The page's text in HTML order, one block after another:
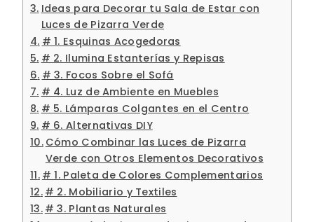
Ideas para Decorar tu Sala de Estar con
Luces de Pizarra Verde
# 1. Esquinas Acogedoras
# 2. Ilumina Estanterías y Repisas
# 3. Focos Sobre el Sofá
# 4. Luz de Ambiente en Muebles
# 5. Lámparas Colgantes en el Centro
# 6. Alternativas DIY
Cómo Combinar las Luces de Pizarra
Verde con Otros Elementos Decorativos
# 1. Paleta de Colores Complementarios
# 2. Mobiliario y Textiles
# 3. Plantas Naturales